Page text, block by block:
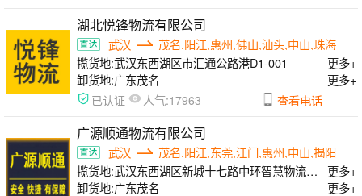
湖北悦锋物流有限公司
武汉
茂名,阳江,惠州,佛山,汕头,中山,珠海
揽货地:武汉东西湖区市汇通公路港D1-001
更多+
卸货地:广东茂名 更多+
已认证 人气:17963 查看电话
广源顺通物流有限公司
武汉
茂名,阳江,东莞,江门,惠州,中山,揭阳
揽货地:武汉东西湖区新城十七路中环智慧物流园88号
更多+
卸货地:广东茂名 更多+